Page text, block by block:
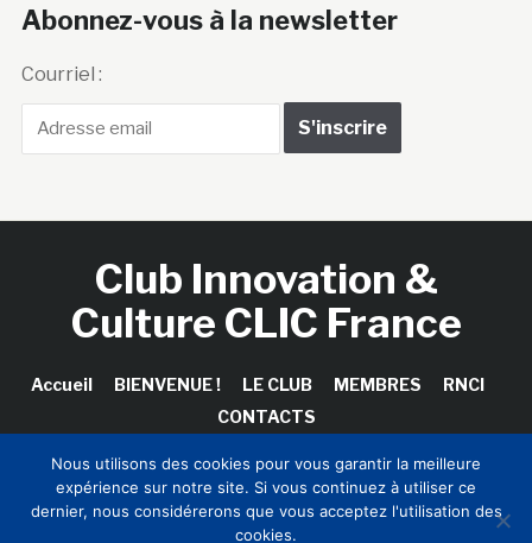
Abonnez-vous à la newsletter
Courriel :
Club Innovation &
Culture CLIC France
Accueil BIENVENUE ! LE CLUB MEMBRES
RNCI
CONTACTS
Copyright © 2026 Club Innovation & Culture CLIC France /
Nous utilisons des cookies pour vous garantir la meilleure
expérience sur notre site. Si vous continuez à utiliser ce
dernier, nous considérerons que vous acceptez l'utilisation des
cookies.